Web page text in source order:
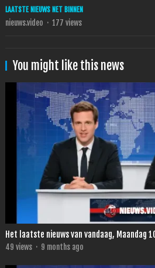
LAATSTE NIEUWS NET BINNEN
nieuws.video · 177 views
You might like this news
Het laatste nieuws van vandaag, Maandag
49 views · 9 months ago